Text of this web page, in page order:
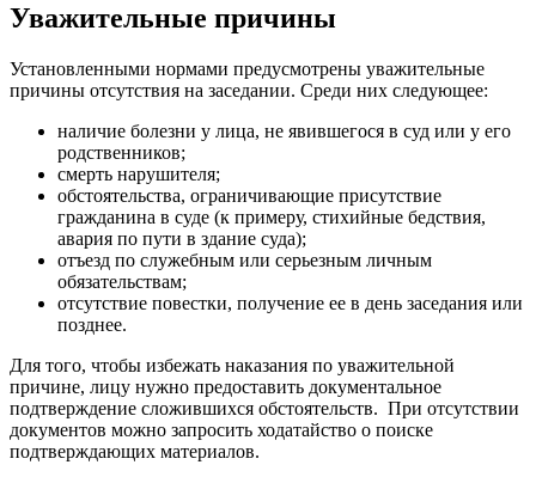
Уважительные причины
Установленными нормами предусмотрены уважительные
причины отсутствия на заседании. Среди них следующее:
наличие болезни у лица, не явившегося в суд или у его
родственников;
смерть нарушителя;
обстоятельства, ограничивающие присутствие
гражданина в суде (к примеру, стихийные бедствия,
авария по пути в здание суда);
отъезд по служебным или серьезным личным
обязательствам;
отсутствие повестки, получение ее в день заседания или
позднее.
Для того, чтобы избежать наказания по уважительной
причине, лицу нужно предоставить документальное
подтверждение сложившихся обстоятельств. При отсутствии
документов можно запросить ходатайство о поиске
подтверждающих материалов.